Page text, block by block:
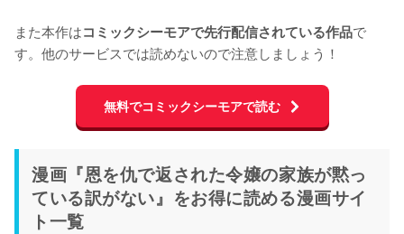
また本作はコミックシーモアで先行配信されている作品で
す。他のサービスでは読めないので注意しましょう！
無料でコミックシーモアで読む
漫画『恩を仇で返された令嬢の家族が黙っ
ている訳がない』をお得に読める漫画サイ
ト一覧